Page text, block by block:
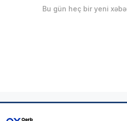
Bu gün heç bir yeni